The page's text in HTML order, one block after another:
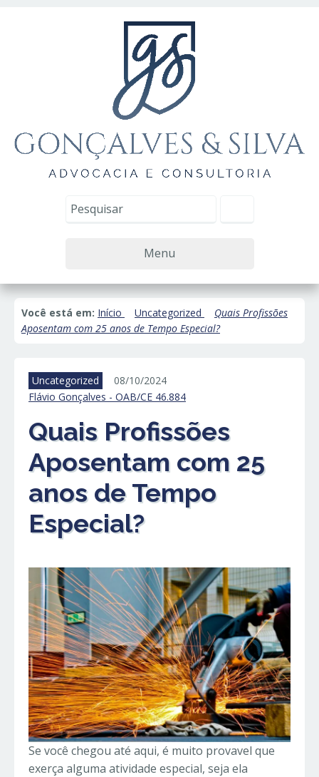
Menu
Você está em: Início Uncategorized
Quais Profissões
Aposentam com 25 anos de Tempo Especial?
Uncategorized
08/10/2024
Flávio Gonçalves - OAB/CE 46.884
Quais Profissões
Aposentam com 25
anos de Tempo
Especial?
Se você chegou até aqui, é muito provavel que
exerça alguma atividade especial, seja ela